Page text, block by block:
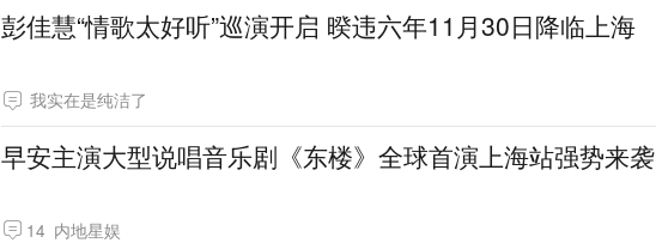
彭佳慧“情歌太好听”巡演开启 暌违六年11月30日降临上海
我实在是纯洁了
早安主演大型说唱音乐剧《东楼》全球首演上海站强势来袭
14 内地星娱